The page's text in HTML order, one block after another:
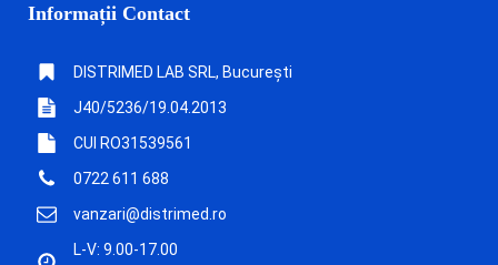
Informații Contact
DISTRIMED LAB SRL, București
J40/5236/19.04.2013
CUI RO31539561
0722 611 688
vanzari@distrimed.ro
L-V: 9.00-17.00